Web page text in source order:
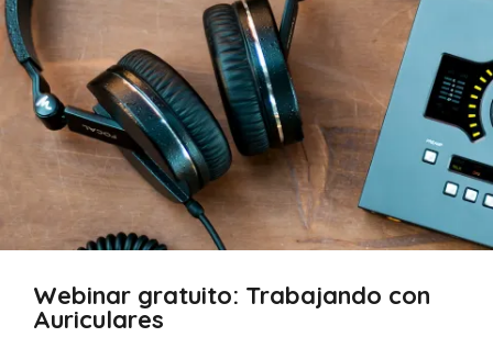
Webinar gratuito: Trabajando con
Auriculares